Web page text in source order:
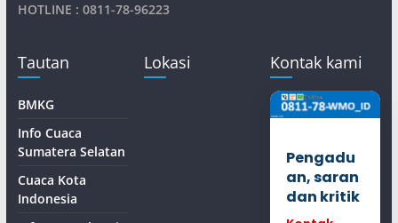
HOTLINE : 0811-78-96223
Tautan
BMKG
Info Cuaca
Sumatera Selatan
Cuaca Kota
Indonesia
Lokasi Kontak kami
Pengadu
an, saran
dan kritik